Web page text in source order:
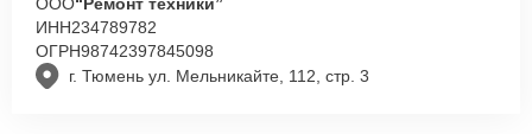
г. Тюмень ул. Мельникайте, 112, стр. 3
ИНН234789782
ОГРН98742397845098